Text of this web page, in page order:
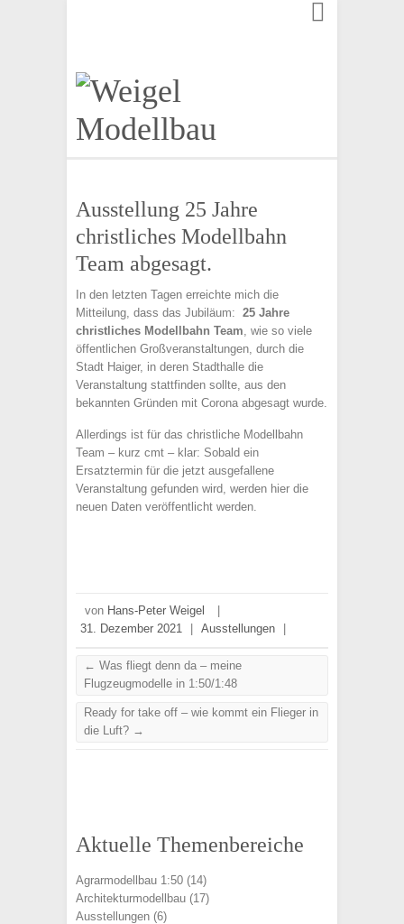
Ausstellung 25 Jahre
christliches Modellbahn
Team abgesagt.
In den letzten Tagen erreichte mich die
Mitteilung, dass das Jubiläum: 25 Jahre
christliches Modellbahn Team, wie so viele
öffentlichen Großveranstaltungen, durch die
Stadt Haiger, in deren Stadthalle die
Veranstaltung stattfinden sollte, aus den
bekannten Gründen mit Corona abgesagt wurde.
Allerdings ist für das christliche Modellbahn
Team – kurz cmt – klar: Sobald ein
Ersatztermin für die jetzt ausgefallene
Veranstaltung gefunden wird, werden hier die
neuen Daten veröffentlicht werden.
von Hans-Peter Weigel
31. Dezember 2021
Ausstellungen
← Was fliegt denn da – meine
Flugzeugmodelle in 1:50/1:48
Ready for take off – wie kommt ein Flieger in
die Luft? →
Aktuelle Themenbereiche
Agrarmodellbau 1:50 (14)
Architekturmodellbau (17)
Ausstellungen (6)